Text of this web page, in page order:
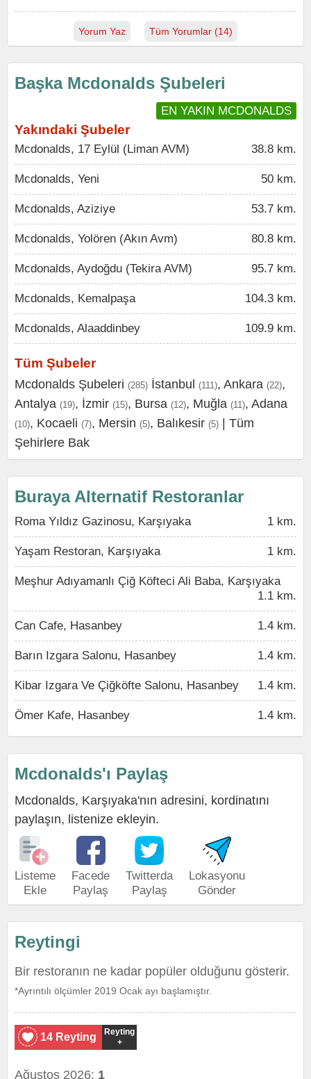
Yorum Yaz Tüm Yorumlar (14)
Başka Mcdonalds Şubeleri
EN YAKIN MCDONALDS
Yakındaki Şubeler
Mcdonalds, 17 Eylül (Liman AVM) 38.8 km.
Mcdonalds, Yeni 50 km.
Mcdonalds, Aziziye 53.7 km.
Mcdonalds, Yolören (Akın Avm) 80.8 km.
Mcdonalds, Aydoğdu (Tekira AVM) 95.7 km.
Mcdonalds, Kemalpaşa 104.3 km.
Mcdonalds, Alaaddinbey 109.9 km.
Tüm Şubeler
Mcdonalds Şubeleri (285) İstanbul (111), Ankara (22),
Antalya (19), İzmir (15), Bursa (12), Muğla (11), Adana
(10), Kocaeli (7), Mersin (5), Balıkesir (5)
Tüm
Şehirlere Bak
Buraya Alternatif Restoranlar
Roma Yıldız Gazinosu, Karşıyaka 1 km.
Yaşam Restoran, Karşıyaka 1 km.
Meşhur Adıyamanlı Çiğ Köfteci Ali Baba, Karşıyaka
1.1 km.
Can Cafe, Hasanbey 1.4 km.
Barın Izgara Salonu, Hasanbey 1.4 km.
Kibar Izgara Ve Çiğköfte Salonu, Hasanbey 1.4 km.
Ömer Kafe, Hasanbey 1.4 km.
Mcdonalds'ı Paylaş
Mcdonalds, Karşıyaka'nın adresini, kordinatını
paylaşın, listenize ekleyin.
Listeme
Ekle
Facede
Paylaş
Twitterda
Paylaş
Lokasyonu
Gönder
Reytingi
Bir restoranın ne kadar popüler olduğunu gösterir.
*Ayrıntılı ölçümler 2019 Ocak ayı başlamıştır.
14 Reyting
Reyting
+
Ağustos 2026: 1